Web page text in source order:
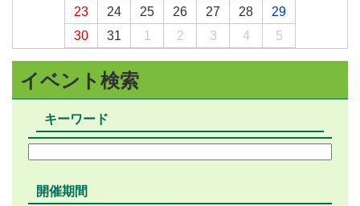
23
24 25 26 27 28
29
30
31 1 2 3 4 5
イベント検索
キーワード
開催期間